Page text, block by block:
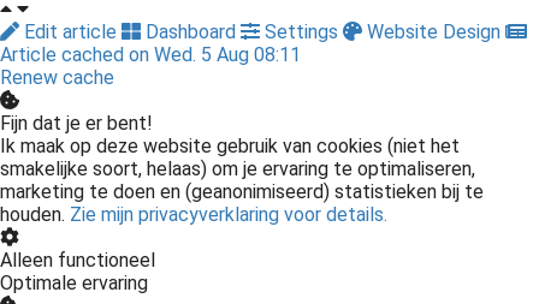
Edit article
Dashboard Settings
Website Design
Article cached on Wed. 5 Aug 08:11
Renew cache
Fijn dat je er bent!
Ik maak op deze website gebruik van cookies (niet het
smakelijke soort, helaas) om je ervaring te optimaliseren,
marketing te doen en (geanonimiseerd) statistieken bij te
houden. Zie mijn privacyverklaring voor details.
Alleen functioneel
Optimale ervaring